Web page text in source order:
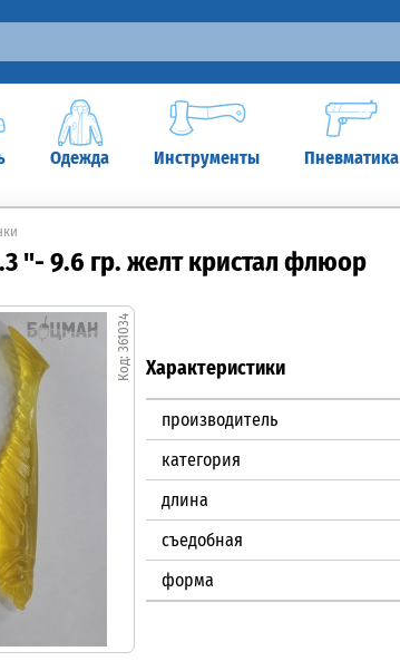
Одежда Инструменты Пневматика
"- 9.6 гр. желт кристал флюор
361034
Характеристики
производитель
категория
длина
съедобная
форма